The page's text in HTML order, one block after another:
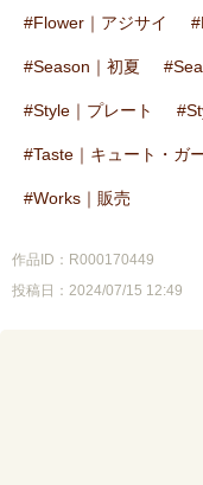
Flower｜アジサイ
Season｜初夏
Style｜プレート
Taste｜キュート・ガ
Works｜販売
作品ID：R000170449
投稿日：2024/07/15 12:49